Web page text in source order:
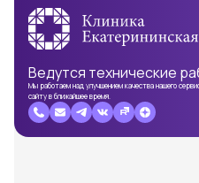
Ведутся технические
Мы работаем над улучшением качества нашего
сайту в ближайшее время.